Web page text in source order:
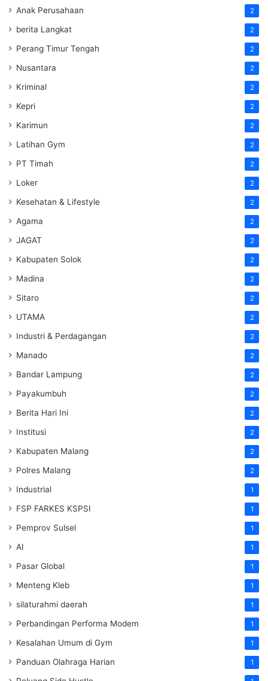
Anak Perusahaan 2
berita Langkat 2
Perang Timur Tengah 2
Nusantara 2
Kriminal 2
Kepri 2
Karimun 2
Latihan Gym 2
PT Timah 2
Loker 2
Kesehatan & Lifestyle 2
Agama 2
JAGAT 2
Kabupaten Solok 2
Madina 2
Sitaro 2
UTAMA 2
Industri & Perdagangan 2
Manado 2
Bandar Lampung 2
Payakumbuh 2
Berita Hari Ini 2
Institusi 2
Kabupaten Malang 2
Polres Malang 2
Industrial 1
FSP FARKES KSPSI 1
Pemprov Sulsel 1
AI 1
Pasar Global 1
Menteng Kleb 1
silaturahmi daerah 1
Perbandingan Performa Modem 1
Kesalahan Umum di Gym 1
Panduan Olahraga Harian 1